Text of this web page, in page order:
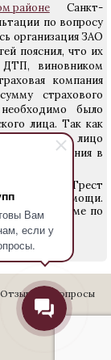
Вам
если у
районеСанкт-
по вопросу
организация ЗАО
пояснил, что их
виновником
компания
страхового
было
лица. Так как
физическое лицо
требования в
и ЗАО «Трест
помощи.
объеме по
Отзывы
Вопросы